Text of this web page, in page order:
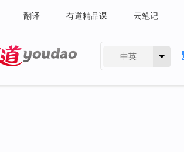
翻译 有道精品课 云笔记
中英